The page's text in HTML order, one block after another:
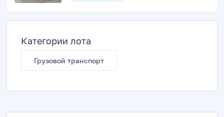
Категории лота
Грузовой транспорт